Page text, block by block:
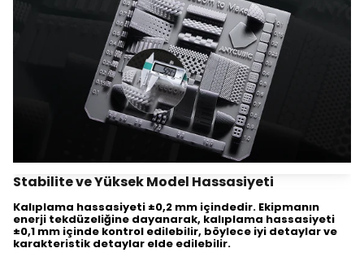
Stabilite ve Yüksek Model Hassasiyeti
Kalıplama hassasiyeti ±0,2 mm içindedir. Ekipmanın
enerji tekdüzeliğine dayanarak, kalıplama hassasiyeti
±0,1 mm içinde kontrol edilebilir, böylece iyi detaylar ve
karakteristik detaylar elde edilebilir.